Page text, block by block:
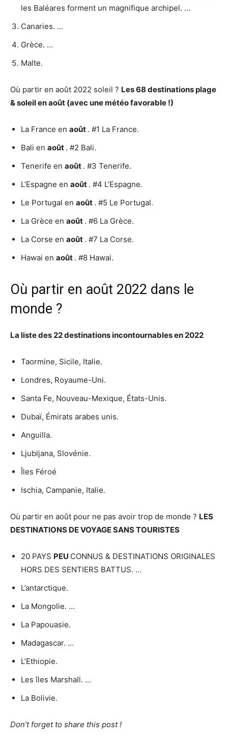
les Baléares forment un magnifique archipel. …
Canaries. …
Grèce. …
Malte.
Où partir en août 2022 soleil ? Les 68 destinations plage
&soleilenaoût (avec une météo favorable !)
La France en août . #1 La France.
Bali en août . #2 Bali.
Tenerife en août . #3 Tenerife.
L’Espagne en août . #4 L’Espagne.
Le Portugal en août . #5 Le Portugal.
La Grèce en août . #6 La Grèce.
La Corse en août . #7 La Corse.
Hawai en août . #8 Hawai.
Où partir en août 2022 dans le
monde ?
La liste des 22 destinations incontournables en2022
Taormine, Sicile, Italie.
Londres, Royaume-Uni.
Santa Fe, Nouveau-Mexique, États-Unis.
Dubaï, Émirats arabes unis.
Anguilla.
Ljubljana, Slovénie.
Îles Féroé
Ischia, Campanie, Italie.
Où partir en août pour ne pas avoir trop de monde ? LES
DESTINATIONS DE VOYAGE SANS TOURISTES
20 PAYS PEU CONNUS & DESTINATIONS ORIGINALES
HORS DES SENTIERS BATTUS. …
L’antarctique.
La Mongolie. …
La Papouasie.
Madagascar. …
L’Ethiopie.
Les îles Marshall. …
La Bolivie.
Don’t forget to share this post !